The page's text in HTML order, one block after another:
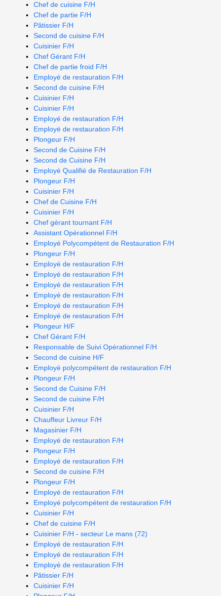
Chef de cuisine F/H
Chef de partie F/H
Pâtissier F/H
Second de cuisine F/H
Cuisinier F/H
Chef Gérant F/H
Chef de partie froid F/H
Employé de restauration F/H
Second de cuisine F/H
Cuisinier F/H
Cuisinier F/H
Employé de restauration F/H
Employé de restauration F/H
Plongeur F/H
Second de Cuisine F/H
Second de Cuisine F/H
Employé Qualifié de Restauration F/H
Plongeur F/H
Cuisinier F/H
Chef de Cuisine F/H
Cuisinier F/H
Chef gérant tournant F/H
Assistant Opérationnel F/H
Employé Polycompétent de Restauration F/H
Plongeur F/H
Employé de restauration F/H
Employé de restauration F/H
Employé de restauration F/H
Employé de restauration F/H
Employé de restauration F/H
Employé de restauration F/H
Plongeur H/F
Chef Gérant F/H
Responsable de Suivi Opérationnel F/H
Second de cuisine H/F
Employé polycompétent de restauration F/H
Plongeur F/H
Second de Cuisine F/H
Second de cuisine F/H
Cuisinier F/H
Chauffeur Livreur F/H
Magasinier F/H
Employé de restauration F/H
Plongeur F/H
Employé de restauration F/H
Second de cuisine F/H
Plongeur F/H
Employé de restauration F/H
Employé polycompétent de restauration F/H
Cuisinier F/H
Chef de cuisine F/H
Cuisinier F/H - secteur Le mans (72)
Employé de restauration F/H
Employé de restauration F/H
Employé de restauration F/H
Pâtissier F/H
Cuisinier F/H